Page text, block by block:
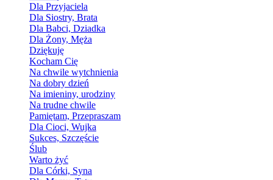
Dla Przyjaciela
Dla Siostry, Brata
Dla Babci, Dziadka
Dla Żony, Męża
Dziękuję
Kocham Cię
Na chwile wytchnienia
Na dobry dzień
Na imieniny, urodziny
Na trudne chwile
Pamiętam, Przepraszam
Dla Cioci, Wujka
Sukces, Szczęście
Ślub
Warto żyć
Dla Córki, Syna